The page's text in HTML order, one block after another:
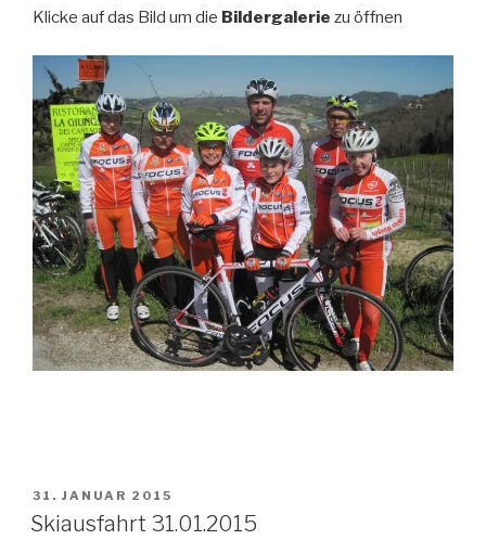
Klicke auf das Bild um die Bildergalerie zu öffnen
VERÖFFENTLICHT
AM
31. JANUAR 2015
Skiausfahrt 31.01.2015